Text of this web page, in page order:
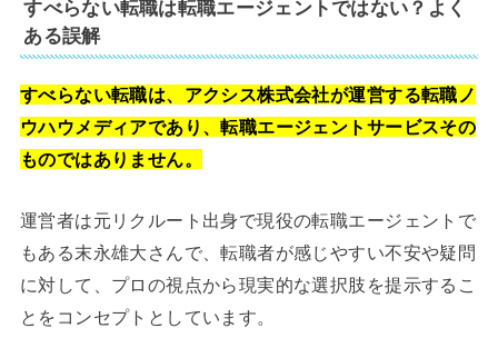
すべらない転職は転職エージェントではない？よく
ある誤解
すべらない転職は、アクシス株式会社が運営する転職ノ
ウハウメディアであり、転職エージェントサービスその
ものではありません。
運営者は元リクルート出身で現役の転職エージェントで
もある末永雄大さんで、転職者が感じやすい不安や疑問
に対して、プロの視点から現実的な選択肢を提示するこ
とをコンセプトとしています。